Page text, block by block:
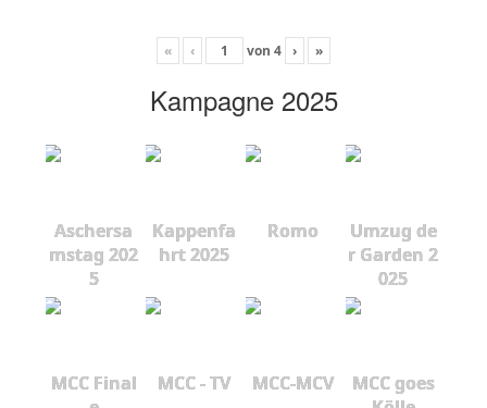
« ‹ von 4 › »
Kampagne 2025
Aschersa
mstag 202
5
Kappenfa
hrt 2025
Romo
Umzug de
r Garden 2
025
MCC Final
MCC - TV MCC-MCV
MCC goes